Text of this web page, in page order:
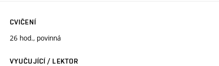
CVIČENÍ
26 hod., povinná
VYUČUJÍCÍ / LEKTOR